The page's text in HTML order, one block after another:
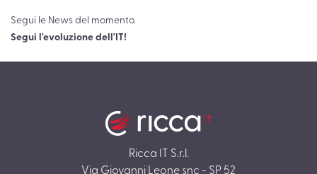
Segui le News del momento.
Segui l'evoluzione dell'IT!
Ricca IT S.r.l.
Via Giovanni Leone snc - SP 52